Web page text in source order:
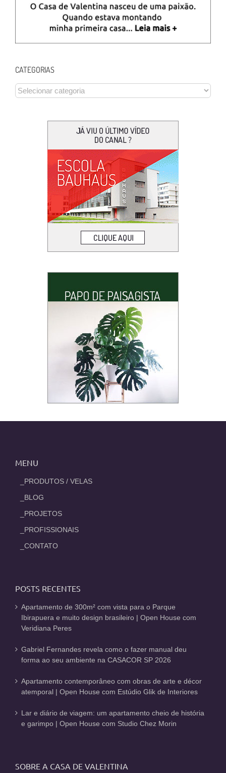
CATEGORIAS
CATEGORIAS
MENU
_PRODUTOS / VELAS
_BLOG
_PROJETOS
_PROFISSIONAIS
_CONTATO
POSTS RECENTES
Apartamento de 300m² com vista para o Parque
Ibirapuera e muito design brasileiro | Open House com
Veridiana Peres
Gabriel Fernandes revela como o fazer manual deu
forma ao seu ambiente na CASACOR SP 2026
Apartamento contemporâneo com obras de arte e décor
atemporal | Open House com Estúdio Glik de Interiores
Lar e diário de viagem: um apartamento cheio de história
e garimpo | Open House com Studio Chez Morin
SOBRE A CASA DE VALENTINA